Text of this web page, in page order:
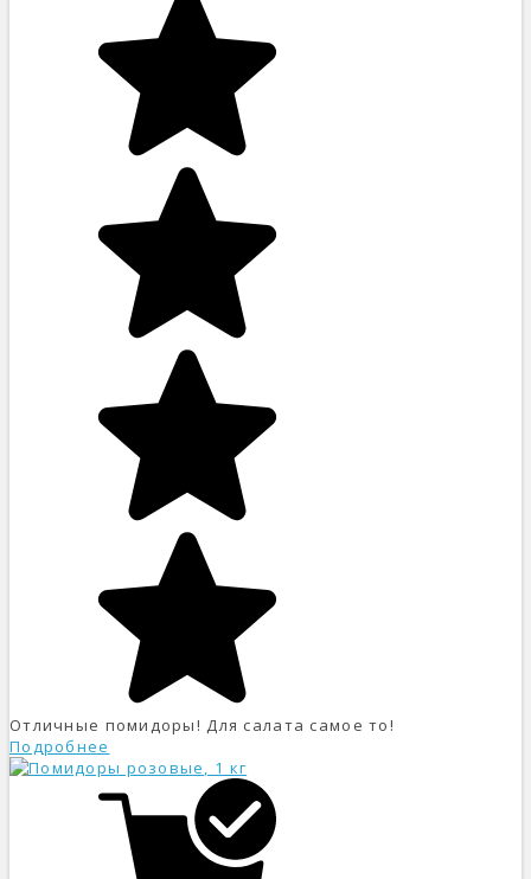
Отличные помидоры! Для салата самое то!
Подробнее